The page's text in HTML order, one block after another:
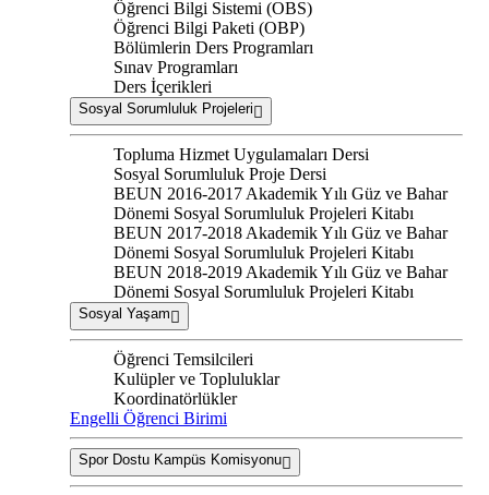
Öğrenci Bilgi Sistemi (OBS)
Öğrenci Bilgi Paketi (OBP)
Bölümlerin Ders Programları
Sınav Programları
Ders İçerikleri
Sosyal Sorumluluk Projeleri
Topluma Hizmet Uygulamaları Dersi
Sosyal Sorumluluk Proje Dersi
BEUN 2016-2017 Akademik Yılı Güz ve Bahar
Dönemi Sosyal Sorumluluk Projeleri Kitabı
BEUN 2017-2018 Akademik Yılı Güz ve Bahar
Dönemi Sosyal Sorumluluk Projeleri Kitabı
BEUN 2018-2019 Akademik Yılı Güz ve Bahar
Dönemi Sosyal Sorumluluk Projeleri Kitabı
Sosyal Yaşam
Öğrenci Temsilcileri
Kulüpler ve Topluluklar
Koordinatörlükler
Engelli Öğrenci Birimi
Spor Dostu Kampüs Komisyonu